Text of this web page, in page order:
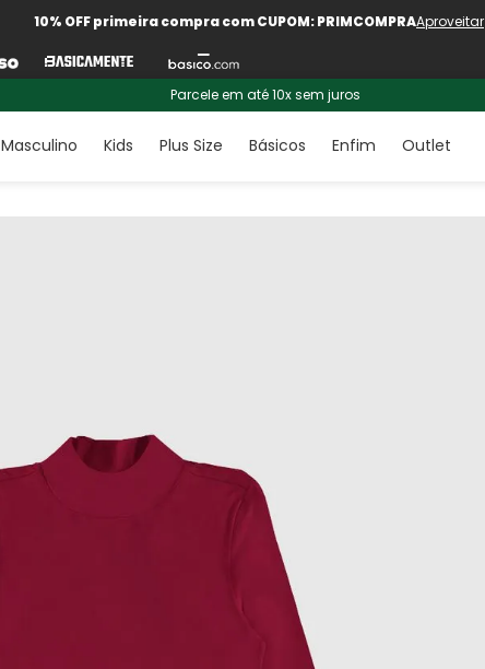
10% OFF primeira compra com CUPOM: PRIMCOMPRAAproveitar
Parcele em até 10x sem juros
Masculino Kids Plus Size Básicos Enfim Outlet